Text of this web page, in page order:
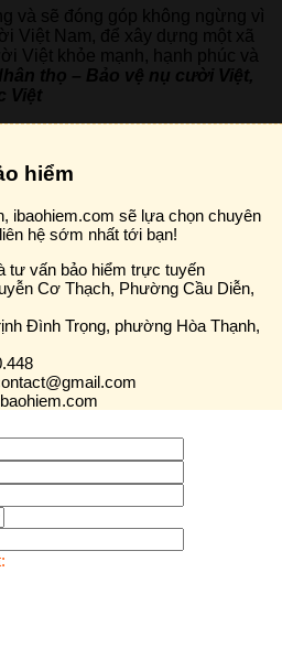
và sẽ đóng góp không ngừng vì
Việt Nam, để xây dựng một xã
Việt khỏe mạnh, hạnh phúc và
thọ – Bảo vệ nụ cười Việt,
Việt
hiểm
ibaohiem.com sẽ lựa chọn chuyên
hệ sớm nhất tới bạn!
tư vấn bảo hiểm trực tuyến
Cơ Thạch, Phường Cầu Diễn,
Đình Trọng, phường Hòa Thạnh,